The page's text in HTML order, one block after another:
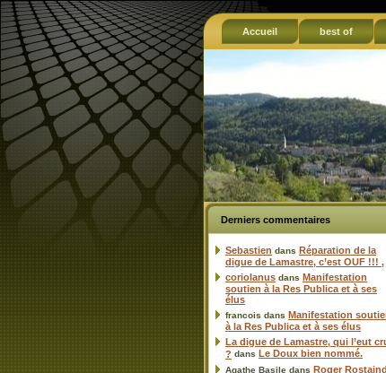
Accueil best of
Derniers commentaires
Sebastien dans Réparation de la
digue de Lamastre, c’est OUF !!! ,
coriolanus dans Manifestation
soutien à la Res Publica et à ses
élus
francois dans Manifestation
à la Res Publica et à ses élus
La digue de Lamastre, qui l’eut
? dans Le Doux bien nommé.
Agathe Basile dans Roger Rostaind